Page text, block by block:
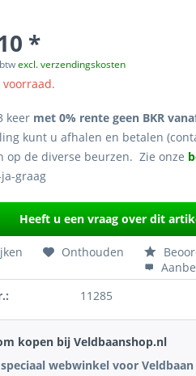
*
excl. verzendingskosten
keer met 0% rente geen BKR
kunt u afhalen en betalen
op de diverse beurzen. Zie onze
Heeft u een vraag over dit
Onthouden
11285
kopen bij Veldbaanshop.nl
speciaal webwinkel voor